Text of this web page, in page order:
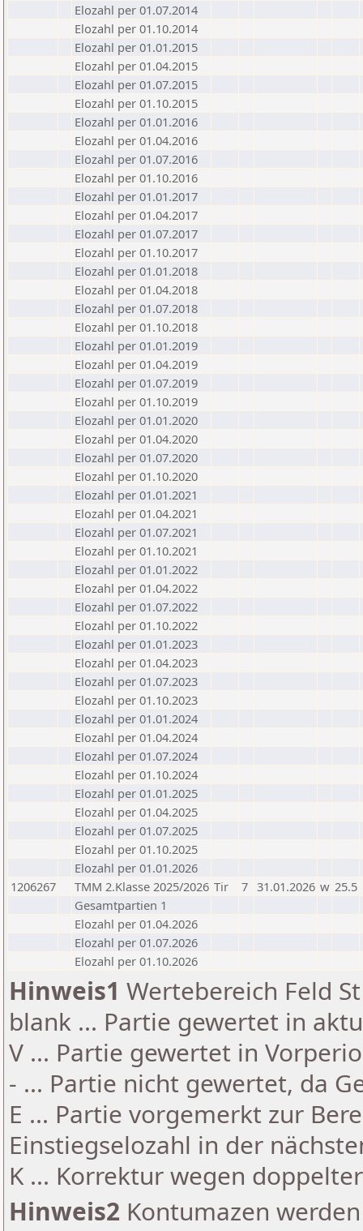
Elozahl per 01.07.2014
Elozahl per 01.10.2014
Elozahl per 01.01.2015
Elozahl per 01.04.2015
Elozahl per 01.07.2015
Elozahl per 01.10.2015
Elozahl per 01.01.2016
Elozahl per 01.04.2016
Elozahl per 01.07.2016
Elozahl per 01.10.2016
Elozahl per 01.01.2017
Elozahl per 01.04.2017
Elozahl per 01.07.2017
Elozahl per 01.10.2017
Elozahl per 01.01.2018
Elozahl per 01.04.2018
Elozahl per 01.07.2018
Elozahl per 01.10.2018
Elozahl per 01.01.2019
Elozahl per 01.04.2019
Elozahl per 01.07.2019
Elozahl per 01.10.2019
Elozahl per 01.01.2020
Elozahl per 01.04.2020
Elozahl per 01.07.2020
Elozahl per 01.10.2020
Elozahl per 01.01.2021
Elozahl per 01.04.2021
Elozahl per 01.07.2021
Elozahl per 01.10.2021
Elozahl per 01.01.2022
Elozahl per 01.04.2022
Elozahl per 01.07.2022
Elozahl per 01.10.2022
Elozahl per 01.01.2023
Elozahl per 01.04.2023
Elozahl per 01.07.2023
Elozahl per 01.10.2023
Elozahl per 01.01.2024
Elozahl per 01.04.2024
Elozahl per 01.07.2024
Elozahl per 01.10.2024
Elozahl per 01.01.2025
Elozahl per 01.04.2025
Elozahl per 01.07.2025
Elozahl per 01.10.2025
Elozahl per 01.01.2026
1206267
TMM 2.Klasse 2025/2026 Tir 7 31.01.2026 w 25.5
Gesamtpartien 1
Elozahl per 01.04.2026
Elozahl per 01.07.2026
Elozahl per 01.10.2026
Hinweis1 Wertebereich Feld
blank ... Partie gewertet in
V ... Partie gewertet in
- ... Partie nicht gewertet, da
E ... Partie vorgemerkt zur
Einstiegselozahl in der
K ... Korrektur wegen
Hinweis2 Kontumazen